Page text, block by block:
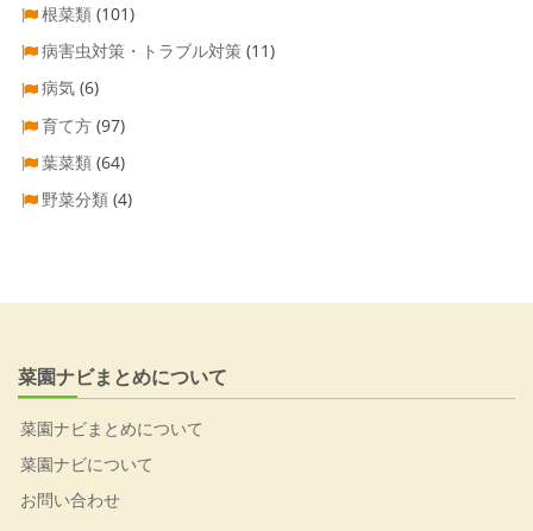
根菜類 (101)
病害虫対策・トラブル対策 (11)
病気 (6)
育て方 (97)
葉菜類 (64)
野菜分類 (4)
菜園ナビまとめについて
菜園ナビまとめについて
菜園ナビについて
お問い合わせ